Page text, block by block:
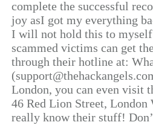
complete the successful
joy asI got my everything
I will not hold this to
scammed victims can get
through their hotline at:
London, you can even visit
46 Red Lion Street, London
really know their stuff!